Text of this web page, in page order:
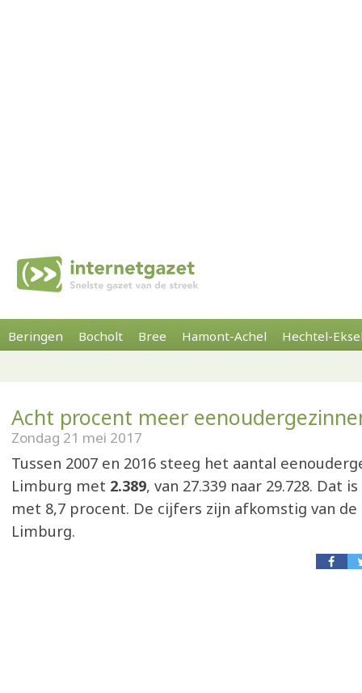
Beringen Bocholt Bree Hamont-Achel Hechtel-
Acht procent meer
Zondag 21 mei 2017
Tussen 2007 en 2016 steeg het aantal
Limburg met 2.389, van 27.339 naar 29.728. Dat
met 8,7 procent. De cijfers zijn afkomstig van
Limburg.